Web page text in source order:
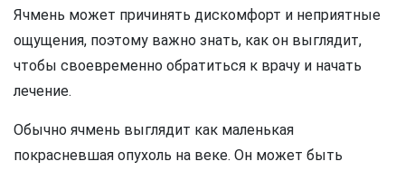
Ячмень может причинять дискомфорт и неприятные
ощущения, поэтому важно знать, как он выглядит,
чтобы своевременно обратиться к врачу и начать
лечение.
Обычно ячмень выглядит как маленькая
покрасневшая опухоль на веке. Он может быть